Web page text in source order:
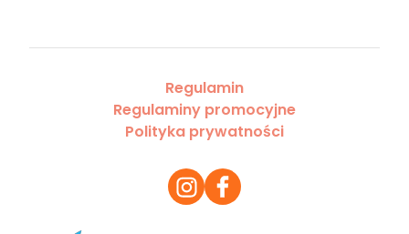
Regulamin
Regulaminy promocyjne
Polityka prywatności